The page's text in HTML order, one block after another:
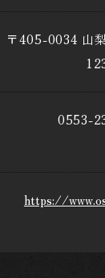
〒405-0034 山
0553-
https://